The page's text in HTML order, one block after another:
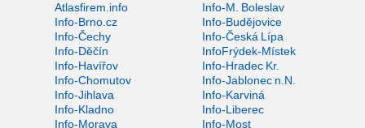
Atlasfirem.info
Info-M. Boleslav
Info-Brno.cz
Info-Budějovice
Info-Čechy
Info-Česká Lípa
Info-Děčín
InfoFrýdek-Místek
Info-Havířov
Info-Hradec Kr.
Info-Chomutov
Info-Jablonec n.N.
Info-Jihlava
Info-Karviná
Info-Kladno
Info-Liberec
Info-Morava
Info-Most